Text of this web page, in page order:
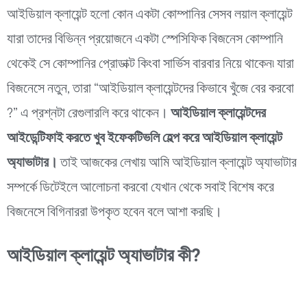
আইডিয়াল ক্লায়েন্ট হলো কোন একটা কোম্পানির সেসব লয়াল ক্লায়েন্ট
যারা তাদের বিভিন্ন প্রয়োজনে একটা স্পেসিফিক বিজনেস কোম্পানি
থেকেই সে কোম্পানির প্রোডাক্ট কিংবা সার্ভিস বারবার নিয়ে থাকেন৷ যারা
বিজনেসে নতুন, তারা “আইডিয়াল ক্লায়েন্টদের কিভাবে খুঁজে বের করবো
?” এ প্রশ্নটা রেগুলারলি করে থাকেন। আইডিয়াল ক্লায়েন্টদের
আইডেন্টিফাই করতে খুব ইফেকটিভলি হেল্প করে আইডিয়াল ক্লায়েন্ট
অ্যাভাটার।
তাই আজকের লেখায় আমি আইডিয়াল ক্লায়েন্ট অ্যাভাটার
সম্পর্কে ডিটেইলে আলোচনা করবো যেখান থেকে সবাই বিশেষ করে
বিজনেসে বিগিনাররা উপকৃত হবেন বলে আশা করছি।
আইডিয়াল ক্লায়েন্ট অ্যাভাটার কী?